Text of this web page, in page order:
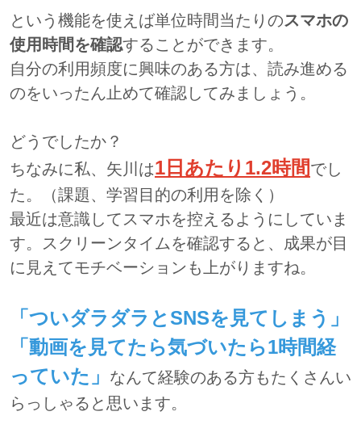
という機能を使えば単位時間当たりのスマホの
使用時間を確認することができます。
自分の利用頻度に興味のある方は、読み進める
のをいったん止めて確認してみましょう。
どうでしたか？
ちなみに私、矢川は1日あたり1.2時間でし
た。（課題、学習目的の利用を除く）
最近は意識してスマホを控えるようにしていま
す。スクリーンタイムを確認すると、成果が目
に見えてモチベーションも上がりますね。
「ついダラダラとSNSを見てしまう」
「動画を見てたら気づいたら1時間経
っていた」
なんて経験のある方もたくさんい
らっしゃると思います。